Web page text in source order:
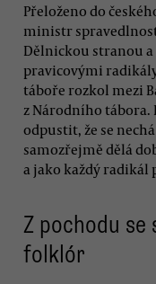
Přeloženo do
ministr
Dělnickou stranou
pravicovými
táboře rozkol mezi
z Národního tábora.
odpustit, že se
samozřejmě dělá
a jako každý radikál
Z pochodu
folklór